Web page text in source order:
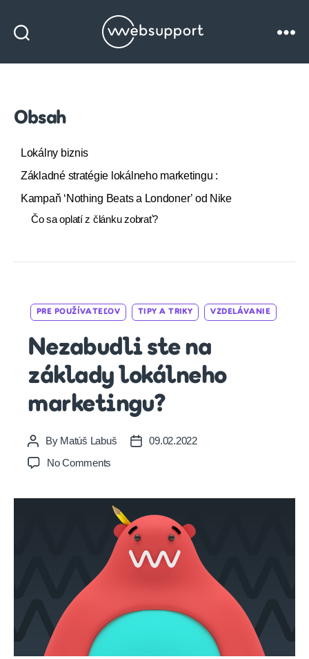
Websupport
Obsah
Lokálny biznis
Základné stratégie lokálneho marketingu :
Kampaň ‘Nothing Beats a Londoner’ od Nike
Čo sa oplatí z článku zobrať?
Categories
PRE POUŽÍVATEĽOV TIPY A TRIKY VZDELÁVANIE
Nezabudli ste na
základy lokálneho
marketingu?
Post
author
By Matúš Labuš
Post09.02.2022
No Comments
na
základy
lokálneho
marketingu?